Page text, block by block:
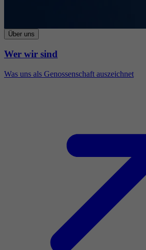
Über uns
Wer wir sind
Was uns als Genossenschaft auszeichnet